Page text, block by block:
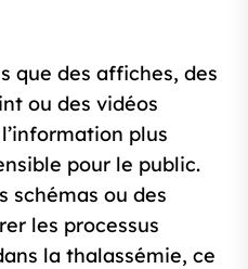
que des affiches, des
ou des vidéos
plus
pour le public.
schémas ou des
les processus
la thalassémie, ce